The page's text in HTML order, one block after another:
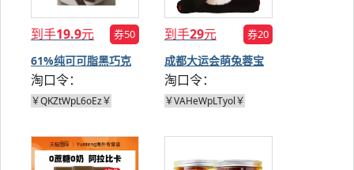
到手19.9元 券50
61%纯可可脂黑巧克
力棒 30条
淘口令：
￥QKZtWpL6oEz￥
到手29元 券20
成都大运会萌兔蓉宝
毛绒公仔
淘口令：
￥VAHeWpLTyol￥